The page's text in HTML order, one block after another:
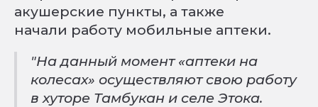
акушерские пункты, а также
начали работу мобильные аптеки.
"На данный момент «аптеки на
колесах» осуществляют свою работу
в хуторе Тамбукан и селе Этока.